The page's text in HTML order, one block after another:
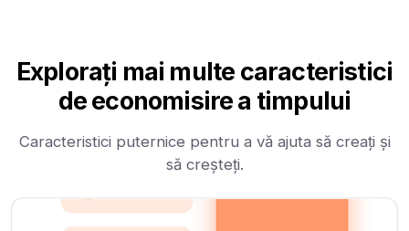
Explorați mai multe caracteristici
de economisire a timpului
Caracteristici puternice pentru a vă ajuta să creați și
să creșteți.